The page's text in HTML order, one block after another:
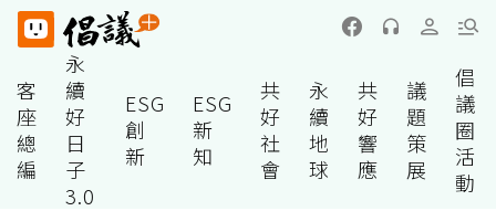
客
座
總
編
永
續
好
日
子
3.0
ESG
創
新
ESG
新
知
共
好
社
會
永
續
地
球
共
好
響
應
議
題
策
展
倡
議
圈
活
動